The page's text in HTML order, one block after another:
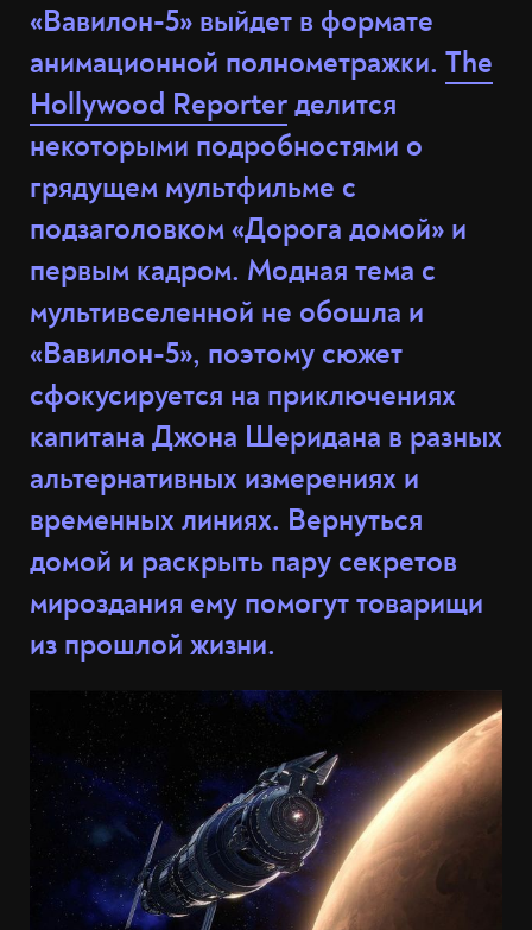
«Вавилон-5» выйдет в формате
анимационной полнометражки. The
Hollywood Reporterделится
некоторыми подробностями о
грядущем мультфильме с
подзаголовком «Дорога домой» и
первым кадром. Модная тема с
мультивселенной не обошла и
«Вавилон-5», поэтому сюжет
сфокусируется на приключениях
капитана Джона Шеридана в разных
альтернативных измерениях и
временных линиях. Вернуться
домой и раскрыть пару секретов
мироздания ему помогут товарищи
из прошлой жизни.